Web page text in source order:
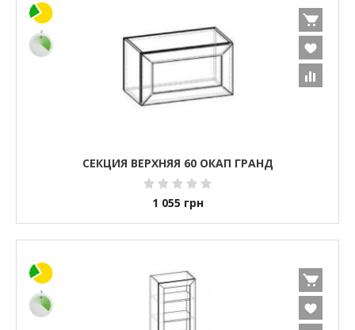
СЕКЦИЯ ВЕРХНЯЯ 60 ОКАП ГРАНД
1 055 грн